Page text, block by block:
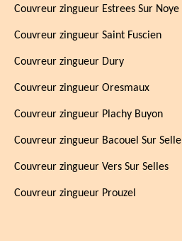
Couvreur zingueur Estrees Sur Noye
Couvreur zingueur Saint Fuscien
Couvreur zingueur Dury
Couvreur zingueur Oresmaux
Couvreur zingueur Plachy Buyon
Couvreur zingueur Bacouel Sur Selle
Couvreur zingueur Vers Sur Selles
Couvreur zingueur Prouzel